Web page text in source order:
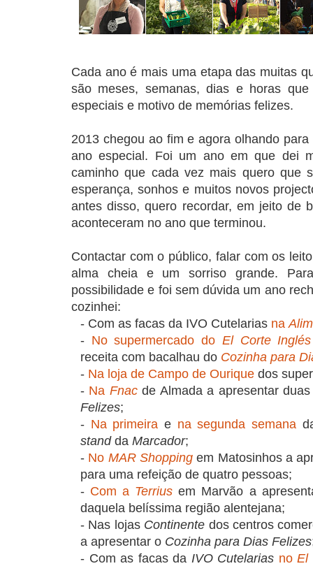
Cada ano é mais uma etapa das muitas
são meses, semanas, dias e horas
especiais e motivo de memórias felizes.
2013 chegou ao fim e agora olhando
ano especial. Foi um ano em que dei
caminho que cada vez mais quero que
esperança, sonhos e muitos novos
antes disso, quero recordar, em jeito de
aconteceram no ano que terminou.
Contactar com o público, falar com os
alma cheia e um sorriso grande.
possibilidade e foi sem dúvida um ano
cozinhei:
- Com as facas da IVO Cutelarias na
- No supermercado do El Corte Inglés
receita com bacalhau do Cozinha para
- Na loja de Campo de Ourique dos
- Na Fnac de Almada a apresentar
Felizes;
- Na primeira e na segunda semana
standda Marcador;
- No MAR Shoppingem Matosinhos a
para uma refeição de quatro pessoas;
- Com a Terrius em Marvão a
daquela belíssima região alentejana;
- Nas lojas Continente dos centros
a apresentar o Cozinha para Dias Felizes
- Com as facas da IVO Cutelarias noEl